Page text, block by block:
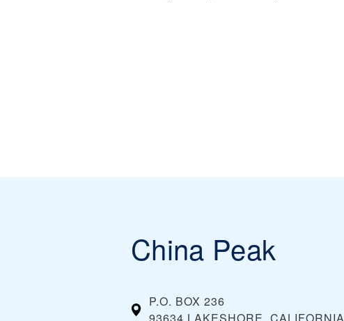
China Peak
P.O. BOX 236